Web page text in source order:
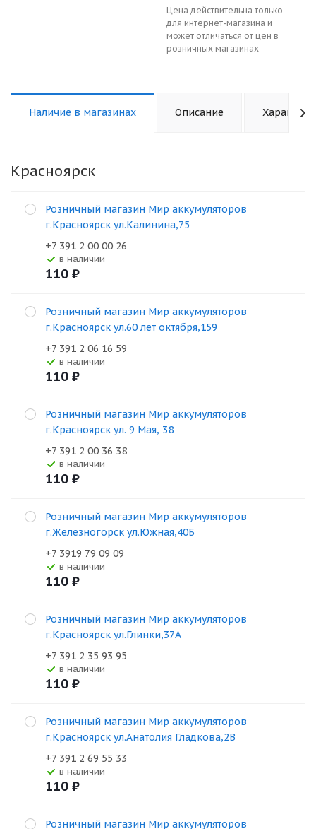
Цена действительна только
для интернет-магазина и
может отличаться от цен в
розничных магазинах
Наличие в магазинах Описание
Красноярск
Розничный магазин Мир аккумуляторов
г.Красноярск ул.Калинина,75
+7 391 2 00 00 26
В наличии
110 ₽
Розничный магазин Мир аккумуляторов
г.Красноярск ул.60 лет октября,159
+7 391 2 06 16 59
В наличии
110 ₽
Розничный магазин Мир аккумуляторов
г.Красноярск ул. 9 Мая, 38
+7 391 2 00 36 38
В наличии
110 ₽
Розничный магазин Мир аккумуляторов
г.Железногорск ул.Южная,40Б
+7 3919 79 09 09
В наличии
110 ₽
Розничный магазин Мир аккумуляторов
г.Красноярск ул.Глинки,37А
+7 391 2 35 93 95
В наличии
110 ₽
Розничный магазин Мир аккумуляторов
г.Красноярск ул.Анатолия Гладкова,2В
+7 391 2 69 55 33
В наличии
110 ₽
Розничный магазин Мир аккумуляторов